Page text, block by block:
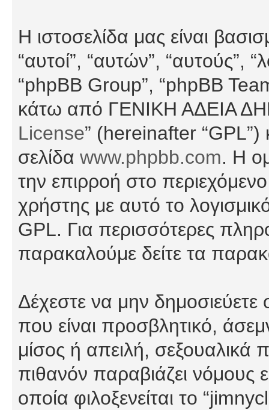
Η ιστοσελίδα μας είναι
“αυτοί”, “αυτών”, “αυτούς”,
“phpBB Group”, “phpBB
κάτω από ΓΕΝΙΚΗ ΑΔΕΙΑ
License” (hereinafter “GPL”)
σελίδα www.phpbb.com. Η
την επιρροή στο
χρήστης με αυτό το
GPL. Για περισσότερες
παρακαλούμε δείτε τα
Δέχεστε να μην
που είναι προσβλητικό,
μίσος ή απειλή, σεξουαλικά
πιθανόν παραβιάζει νόμους
οποία φιλοξενείται το